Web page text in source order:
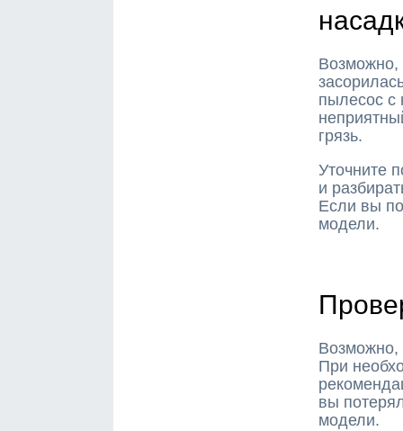
Возможно,
пылесос с
грязь.
Уточните
и
Если вы
модели.
Возможно,
При
вы
модели.